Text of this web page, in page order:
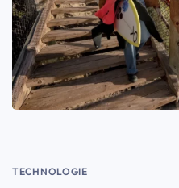
TECHNOLOGIE